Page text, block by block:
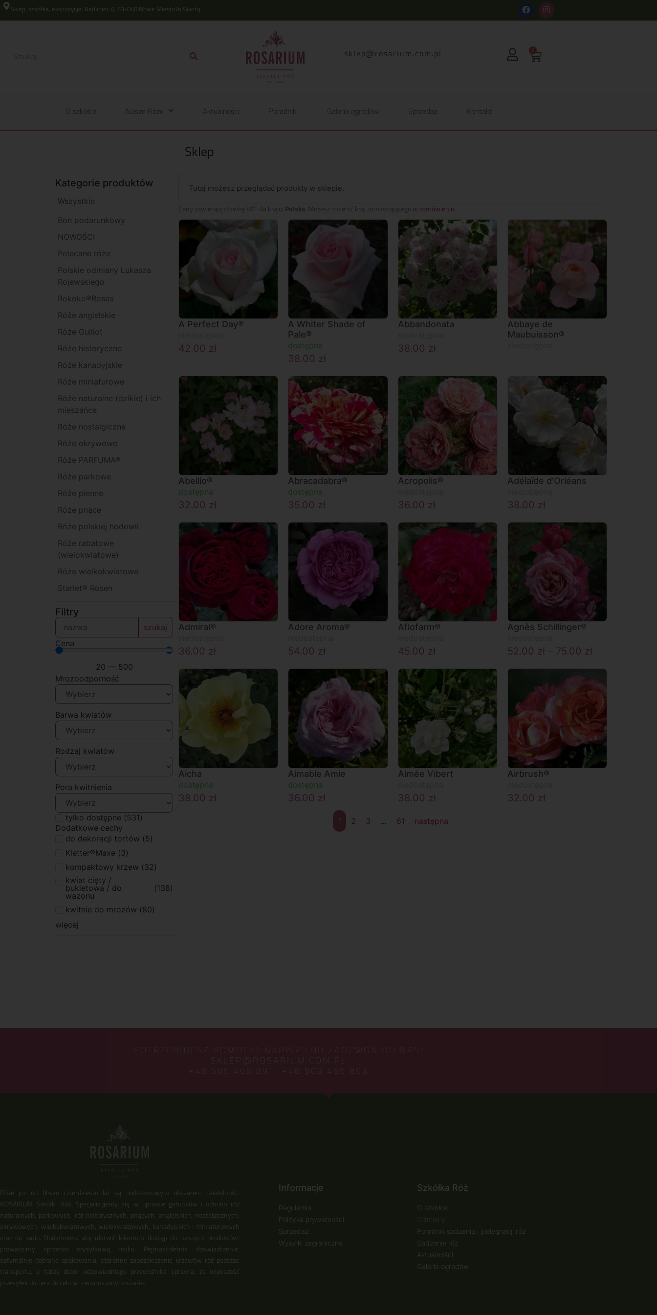
Sklep, szkółka, ekspozycja: Radliniec 6, 63-040 Nowe Miasto/n Wartą
lp.moc.muirasor@pelks 0
O szkółce Nasze Róże Aktualności Poradniki Galeria ogrodów Sprzedaż Kontakt
Sklep
Kategorie produktów
Wszystkie
Bon podarunkowy
NOWOŚCI
Polecane róże
Polskie odmiany Łukasza
Rojewskiego
Rokoko®Roses
Róże angielskie
Róże Guillot
Róże historyczne
Róże kanadyjskie
Róże miniaturowe
Róże naturalne (dzikie) i ich
mieszańce
Róże nostalgiczne
Róże okrywowe
Róże PARFUMA®
Róże parkowe
Róże pienne
Róże pnące
Róże polskiej hodowli
Róże rabatowe
(wielokwiatowe)
Róże wielkokwiatowe
Starlet® Rosen
Filtry
szukaj
Cena
20 — 500
Mrozoodporność
Barwa kwiatów
Rodzaj kwiatów
Pora kwitnienia
tylko dostępne (531)
Dodatkowe cechy
do dekoracji tortów (5)
Kletter®Maxe (3)
kompaktowy krzew (32)
kwiat cięty /
bukietowa / do
wazonu
(138)
kwitnie do mrozów (80)
więcej
Tutaj możesz przeglądać produkty w sklepie.
Ceny zawierają stawkę VAT dla kraju:Polska. Możesz zmienić kraj zamawiającego w zamówieniu.
A Perfect Day®
42.00 zł
A Whiter Shade of
Pale®
dostępna
38.00 zł
Abbandonata
38.00 zł
Abbaye de
Maubuisson®
Abellio®
dostępna
32.00 zł
Abracadabra®
dostępna
35.00 zł
Acropolis®
36.00 zł
Adélaïde d’Orléans
38.00 zł
Admiral®
36.00 zł
Adore Aroma®
54.00 zł
Aflofarm®
45.00 zł
Agnès Schillinger®
52.00 zł – 75.00 zł
Aicha
dostępna
38.00 zł
Aimable Amie
dostępna
36.00 zł
Aimée Vibert
38.00 zł
Airbrush®
32.00 zł
1 2 3 … 61 następna
POTRZEBUJESZ POMOCY? NAPISZ LUB ZADZWOŃ DO NAS!
SKLEP@ROSARIUM.COM.PL
+48 509 465 891, +48 509 465 893
Róże już od blisko czterdziestu lat są podstawowym obszarem działalności
ROSARIUM Szkółki Róż. Specjalizujemy się w uprawie gatunków i odmian róż
naturalnych, parkowych, róż historycznych, pnących, angielskich, nostalgicznych,
okrywowych, wielkokwiatowych, wielokwiatowych, kanadyjskich i miniaturowych
oraz do patio. Dodatkowo, aby ułatwić klientom dostęp do naszych produktów,
prowadzimy sprzedaż wysyłkową roślin. Piętnastoletnie doświadczenie,
optymalnie dobrane opakowania, staranne zabezpieczenie krzewów róż podczas
transportu, a także dobór odpowiedniego przewoźnika sprawia, że większość
przesyłek dociera do celu w nienaruszonym stanie.
Informacje
Regulamin
Polityka prywatności
Sprzedaż
Wysyłki zagraniczne
Szkółka Róż
O szkółce
Odmiany
Poradnik sadzenia i pielęgnacji róż
Sadzenie róż
Aktualności
Galeria ogrodów